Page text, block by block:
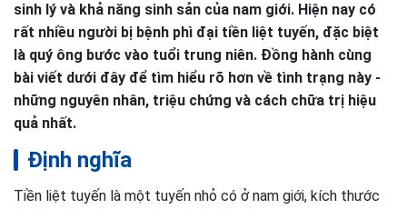
sinh lý và khả năng sinh sản của nam giới. Hiện nay có
rất nhiều người bị bệnh phì đại tiền liệt tuyến, đặc biệt
là quý ông bước vào tuổi trung niên. Đồng hành cùng
bài viết dưới đây để tìm hiểu rõ hơn về tình trạng này -
những nguyên nhân, triệu chứng và cách chữa trị hiệu
quả nhất.
Định nghĩa
Tiền liệt tuyến là một tuyến nhỏ có ở nam giới, kích thước